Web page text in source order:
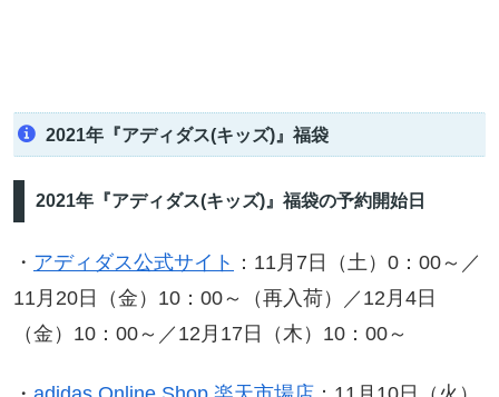
2021年『アディダス(キッズ)』福袋
2021年『アディダス(キッズ)』福袋の予約開始日
・ アディダス公式サイト ：11月7日（土）0：00～／
11月20日（金）10：00～（再入荷）／12月4日
（金）10：00～／12月17日（木）10：00～